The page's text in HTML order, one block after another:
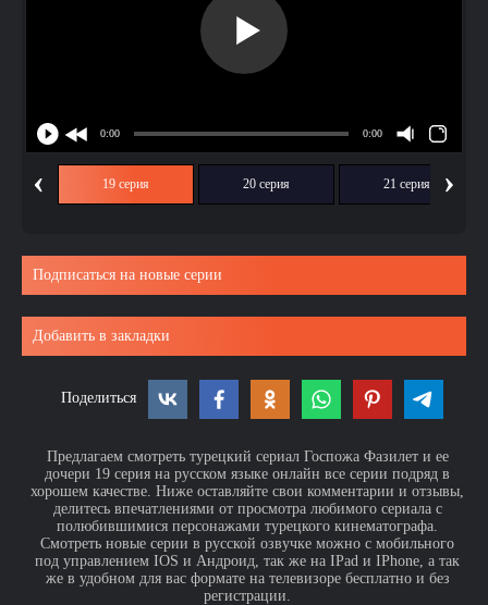
‹ 19 серия 20 серия 21 серия ›
Подписаться на новые серии
Добавить в закладки
Поделиться
Предлагаем смотреть турецкий сериал Госпожа Фазилет и ее
дочери 19 серия на русском языке онлайн все серии подряд в
хорошем качестве. Ниже оставляйте свои комментарии и отзывы,
делитесь впечатлениями от просмотра любимого сериала с
полюбившимися персонажами турецкого кинематографа.
Смотреть новые серии в русской озвучке можно с мобильного
под управлением IOS и Андроид, так же на IPad и IPhone, а так
же в удобном для вас формате на телевизоре бесплатно и без
регистрации.